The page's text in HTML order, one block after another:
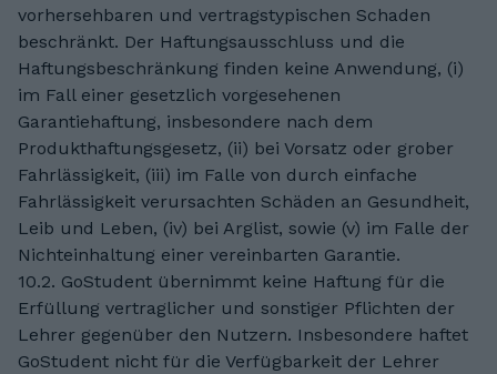
vorhersehbaren und vertragstypischen Schaden
beschränkt. Der Haftungsausschluss und die
Haftungsbeschränkung finden keine Anwendung, (i)
im Fall einer gesetzlich vorgesehenen
Garantiehaftung, insbesondere nach dem
Produkthaftungsgesetz, (ii) bei Vorsatz oder grober
Fahrlässigkeit, (iii) im Falle von durch einfache
Fahrlässigkeit verursachten Schäden an Gesundheit,
Leib und Leben, (iv) bei Arglist, sowie (v) im Falle der
Nichteinhaltung einer vereinbarten Garantie.
10.2. GoStudent übernimmt keine Haftung für die
Erfüllung vertraglicher und sonstiger Pflichten der
Lehrer gegenüber den Nutzern. Insbesondere haftet
GoStudent nicht für die Verfügbarkeit der Lehrer